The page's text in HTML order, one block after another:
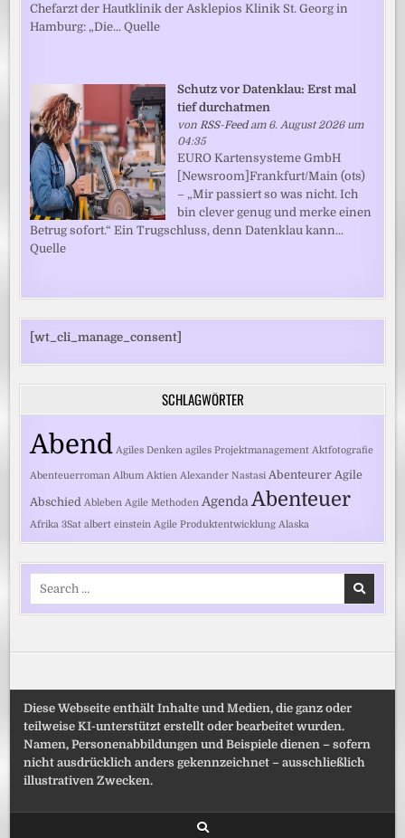
Chefarzt der Hautklinik der Asklepios Klinik St. Georg in
Hamburg: „Die... Quelle
Schutz vor Datenklau: Erst mal
tief durchatmen
vonRSS-Feedam 6. August 2026 um
04:35
EURO Kartensysteme GmbH
[Newsroom]Frankfurt/Main (ots)
– „Mir passiert so was nicht. Ich
bin clever genug und merke einen
Betrug sofort.“ Ein Trugschluss, denn Datenklau kann...
Quelle
[wt_cli_manage_consent]
SCHLAGWÖRTER
Abend Agiles Denken agiles Projektmanagement Aktfotografie
Abenteuerroman Album Aktien Alexander Nastasi Abenteurer Agile
Abschied Ableben Agile Methoden Agenda Abenteuer
Afrika 3Sat albert einstein Agile Produktentwicklung Alaska
Search
Diese Webseite enthält Inhalte und Medien, die ganz oder
teilweise KI-unterstützt erstellt oder bearbeitet wurden.
Namen, Personenabbildungen und Beispiele dienen – sofern
nicht ausdrücklich anders gekennzeichnet – ausschließlich
illustrativen Zwecken.